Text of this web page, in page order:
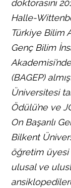
doktorasını
Halle-
Türkiye Bilim
Genç Bilim
(BAGEP)
Üniversitesi
Ödülü’ne ve
On Başarılı
Bilkent
öğretim üyesi
ulusal ve